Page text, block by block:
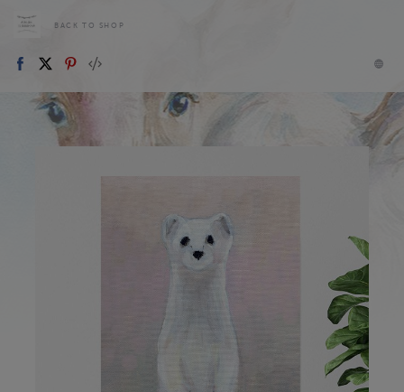
BACK TO SHOP